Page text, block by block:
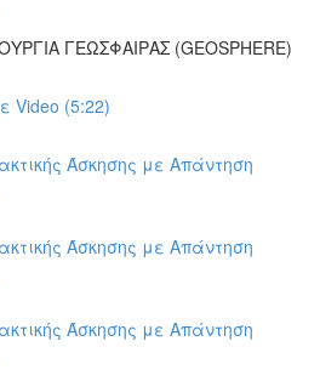
ΓΕΩΣΦΑΙΡΑΣ (GEOSPHERE)
Video (5:22)
Άσκησης με Απάντηση
Άσκησης με Απάντηση
Άσκησης με Απάντηση